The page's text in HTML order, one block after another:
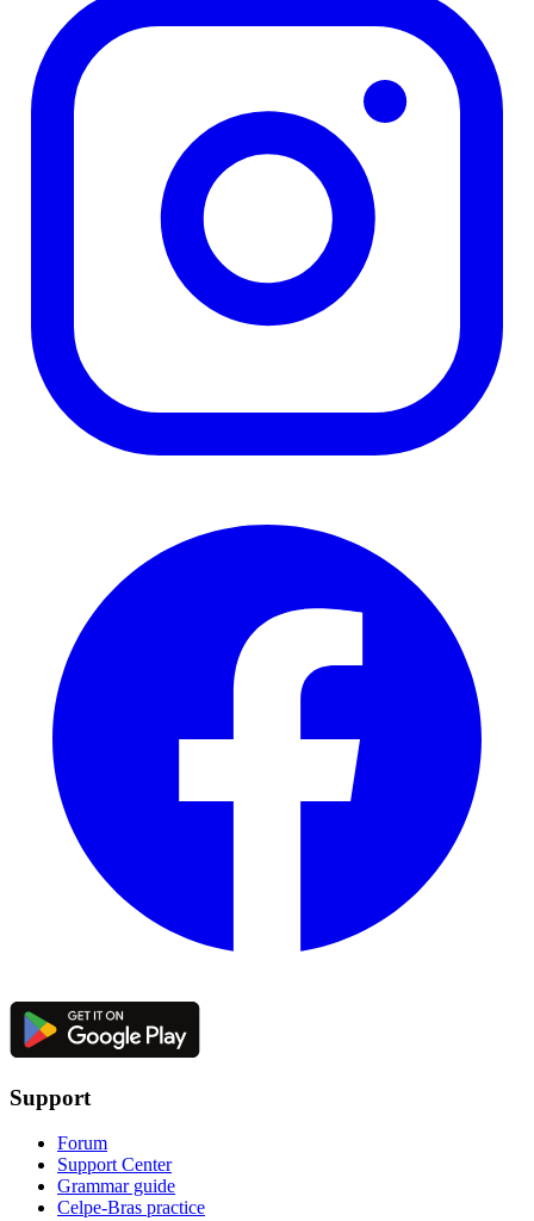
Support
Forum
Support Center
Grammar guide
Celpe-Bras practice